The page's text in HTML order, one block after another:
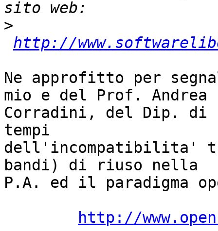
>
http://
Ne approfitto per
mio e del Prof. Andrea
Corradini, del Dip. di
tempi
dell'incompatibilita'
bandi) di riuso nella
P.A. ed il paradigma
http://